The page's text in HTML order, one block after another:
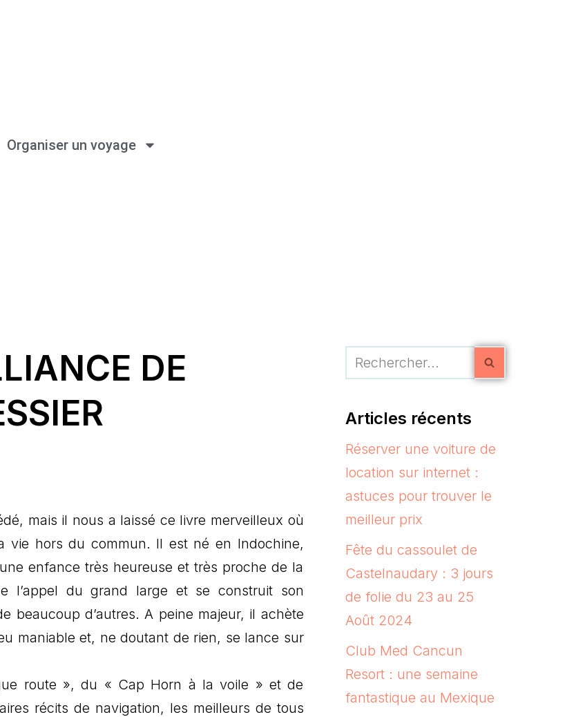
Organiser un voyage
DE
mais il nous a laissé ce livre merveilleux où
vie hors du commun. Il est né en Indochine,
enfance très heureuse et très proche de la
l’appel du grand large et se construit son
beaucoup d’autres. A peine majeur, il achète
maniable et, ne doutant de rien, se lance sur
route », du « Cap Horn à la voile » et de
récits de navigation, les meilleurs de tous
Articles récents
Réserver une voiture de
location sur internet :
astuces pour trouver le
meilleur prix
Fête du cassoulet de
Castelnaudary : 3 jours
de folie du 23 au 25
Août 2024
Club Med Cancun
Resort : une semaine
fantastique au Mexique